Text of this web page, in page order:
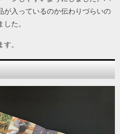
が入っているのか伝わりづらいの
た。
。